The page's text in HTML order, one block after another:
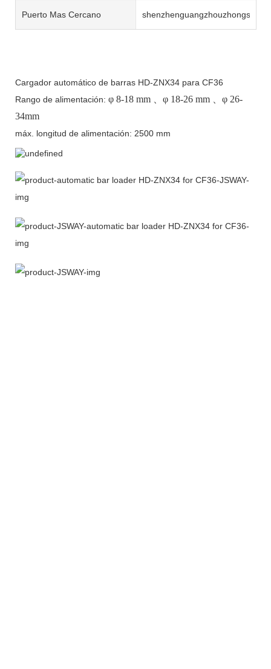
Puerto Mas Cercano shenzhenguangzhouzhongshan
Cargador automático de barras HD-ZNX34 para CF36
Rango de alimentación: φ 8-18 mm 、φ 18-26 mm 、φ 26-
34mm
máx. longitud de alimentación: 2500 mm